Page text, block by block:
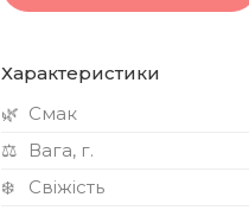
Характеристики
🌿 Смак
⚖️
Вага, г.
❄️
Свіжість